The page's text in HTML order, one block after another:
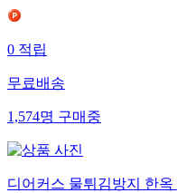
0 적립
무료배송
1,574명 구매중
디어커스 물튀김방지 한